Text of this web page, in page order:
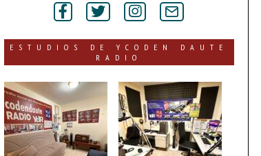
ESTUDIOS DE YCODEN DAUTE
RADIO